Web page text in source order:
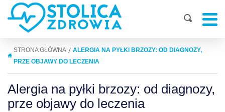
STRONA GŁÓWNA | ALERGIA NA PYŁKI BRZOZY: OD DIAGNOZY,
PRZE OBJAWY DO LECZENIA
Alergia na pyłki brzozy: od diagnozy,
prze objawy do leczenia